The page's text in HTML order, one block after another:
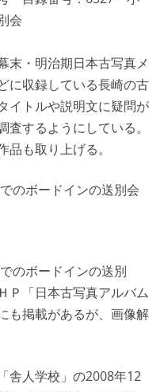
会
・明治期日本古写真メ
に収録している長崎の古
イトルや説明文に疑問が
するようにしている。
も取り上げる。
のボードインの送別会
のボードインの送別
Ｐ「日本古写真アルバム
も掲載があるが、画像解
舎人学校」の2008年12